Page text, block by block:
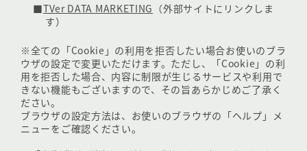
■TVer DATA MARKETING （外部サイトにリンクしま
す）
※全ての「Cookie」の利用を拒否したい場合お使いのブラ
ウザの設定で変更いただけます。ただし、「Cookie」の利
用を拒否した場合、内容に制限が生じるサービスや利用で
きない機能もございますので、その旨あらかじめご了承く
ださい。
ブラウザの設定方法は、お使いのブラウザの「ヘルプ」メ
ニューをご確認ください。